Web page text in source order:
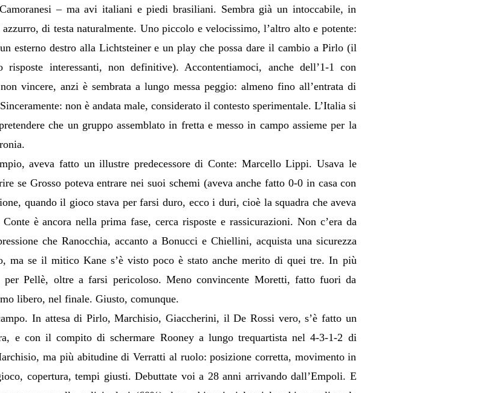
– ma avi italiani e piedi brasiliani. Sembra già un intoccabile, in
di testa naturalmente. Uno piccolo e velocissimo, l’altro alto e potente:
esterno destro alla Lichtsteiner e un play che possa dare il cambio a Pirlo (il
interessanti, non definitive). Accontentiamoci, anche dell’1-1 con
vincere, anzi è sembrata a lungo messa peggio: almeno fino all’entrata di
non è andata male, considerato il contesto sperimentale. L’Italia si
che un gruppo assemblato in fretta e messo in campo assieme per la
aveva fatto un illustre predecessore di Conte: Marcello Lippi. Usava le
se Grosso poteva entrare nei suoi schemi (aveva anche fatto 0-0 in casa con
quando il gioco stava per farsi duro, ecco i duri, cioè la squadra che aveva
è ancora nella prima fase, cerca risposte e rassicurazioni. Non c’era da
che Ranocchia, accanto a Bonucci e Chiellini, acquista una sicurezza
ma se il mitico Kane s’è visto poco è stato anche merito di quei tre. In più
Pellè, oltre a farsi pericoloso. Meno convincente Moretti, fatto fuori da
libero, nel finale. Giusto, comunque.
In attesa di Pirlo, Marchisio, Giaccherini, il De Rossi vero, s’è fatto un
e con il compito di schermare Rooney a lungo trequartista nel 4-3-1-2 di
ma più abitudine di Verratti al ruolo: posizione corretta, movimento in
copertura, tempi giusti. Debuttate voi a 28 anni arrivando dall’Empoli. E